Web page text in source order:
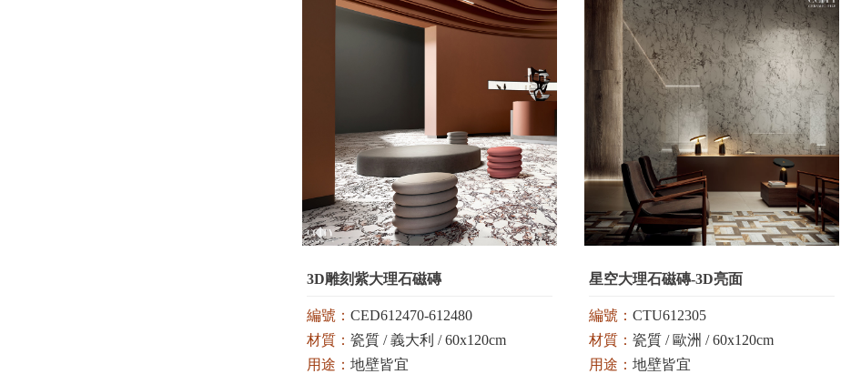
3D雕刻紫大理石磁磚
編號： CED612470-612480
材質： 瓷質 / 義大利 / 60x120cm
用途： 地壁皆宜
星空大理石磁磚-3D亮面
編號： CTU612305
材質： 瓷質 / 歐洲 / 60x120cm
用途： 地壁皆宜